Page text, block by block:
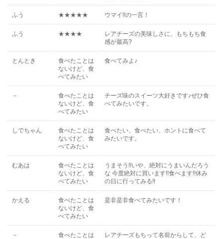
ふう ★★★★★ ウマイ!!の一言！
ふう ★★★★
レアチーズの美味しさに、もちもち食
感が最高?
とんとき
食べたことは
ないけど、食
べてみたい
食べてみよ♪
－
食べたことは
ないけど、食
べてみたい
チーズ味のスイーツ大好きです♪ぜひ食
べてみたいです。
しでちゃん
食べたことは
ないけど、食
べてみたい
食べたい、食べたい、ホントに食べて
みたいです。
むあは
食べたことは
ないけど、食
べてみたい
うまそう!!いや、絶対にうまいんだろう
な 今度絶対に買います!!食べます!!休み
の日に行ってみる!!
かえる
食べたことは
ないけど、食
べてみたい
是非是非食べてみたいです！
－
食べたことは
レアチーズもちって名前からして、ど